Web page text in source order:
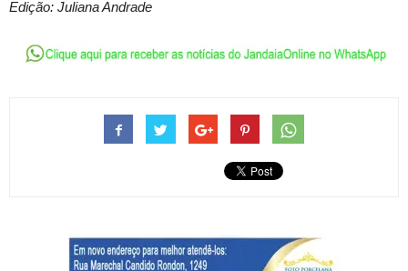
Edição: Juliana Andrade